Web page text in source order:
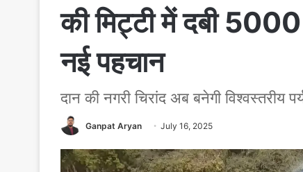
की मिट्टी में दबी 5000
नई पहचान
दान की नगरी चिरांद अब बनेगी विश्वस्तरीय
Ganpat Aryan July 16, 2025